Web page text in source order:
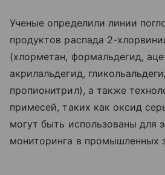
Ученые определили линии
продуктов распада 2-
(хлорметан, формальдегид,
акрилальдегид,
пропионитрил), а также
примесей, таких как оксид
могут быть использованы для
мониторинга в промышленных